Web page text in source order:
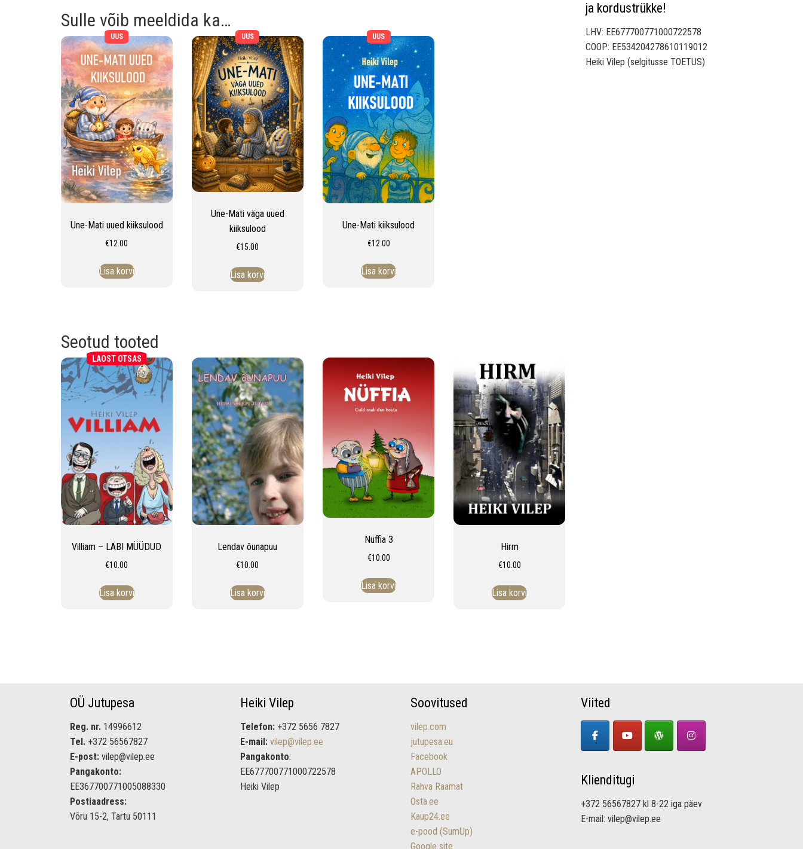
Sulle võib meeldida ka…
UUS
Une-Mati uued kiiksulood
€12.00
Lisa korvi
UUS
Une-Mati väga uued
kiiksulood
€15.00
Lisa korvi
UUS
Une-Mati kiiksulood
€12.00
Lisa korvi
Seotud tooted
LAOST OTSAS
Villiam – LÄBI MÜÜDUD
€10.00
Lisa korvi
Lendav õunapuu
€10.00
Lisa korvi
Nüffia 3
€10.00
Lisa korvi
Hirm
€10.00
Lisa korvi
ja kordustrükke!
LHV: EE677700771000722578
COOP: EE534204278610119012
Heiki Vilep (selgitusse TOETUS)
OÜ Jutupesa
Reg. nr. 14996612
Tel. +372 56567827
E-post: vilep@vilep.ee
Pangakonto:
EE367700771005088330
Postiaadress:
Võru 15-2, Tartu 50111
Heiki Vilep
Telefon: +372 5656 7827
E-mail: vilep@vilep.ee
Pangakonto:
EE677700771000722578
Heiki Vilep
Soovitused
vilep.com
jutupesa.eu
Facebook
APOLLO
Rahva Raamat
Osta.ee
Kaup24.ee
e-pood (SumUp)
Google site
Viited
Klienditugi
+372 56567827 kl 8-22 iga päev
E-mail: vilep@vilep.ee